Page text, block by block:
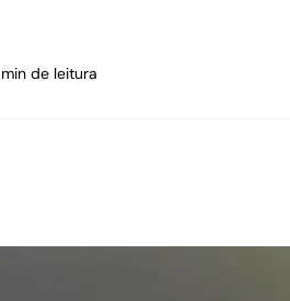
de leitura